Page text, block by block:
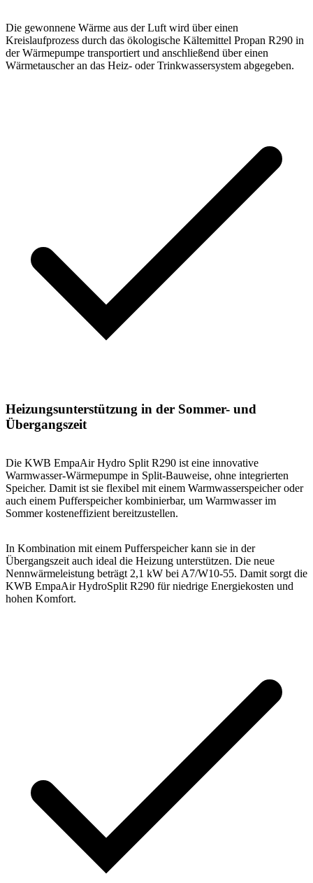
Die gewonnene Wärme aus der Luft wird über einen
Kreislaufprozess durch das ökologische Kältemittel Propan R290 in
der Wärmepumpe transportiert und anschließend über einen
Wärmetauscher an das Heiz- oder Trinkwassersystem abgegeben.
Heizungsunterstützung in der Sommer- und
Übergangszeit
Die KWB EmpaAir Hydro Split R290 ist eine innovative
Warmwasser-Wärmepumpe in Split-Bauweise, ohne integrierten
Speicher. Damit ist sie flexibel mit einem Warmwasserspeicher oder
auch einem Pufferspeicher kombinierbar, um Warmwasser im
Sommer kosteneffizient bereitzustellen.
In Kombination mit einem Pufferspeicher kann sie in der
Übergangszeit auch ideal die Heizung unterstützen. Die neue
Nennwärmeleistung beträgt 2,1 kW bei A7/W10-55. Damit sorgt die
KWB EmpaAir HydroSplit R290 für niedrige Energiekosten und
hohen Komfort.